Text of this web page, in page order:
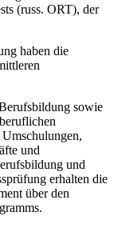
(russ. ORT), der
haben die
sowie
und
und
erhalten die
über den